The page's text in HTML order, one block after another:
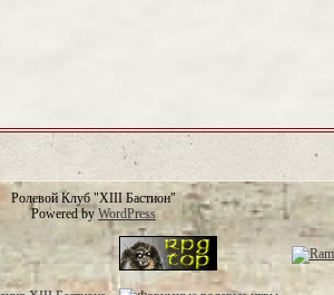
Ролевой Клуб "XIII Бастион"
Powered byWordPress